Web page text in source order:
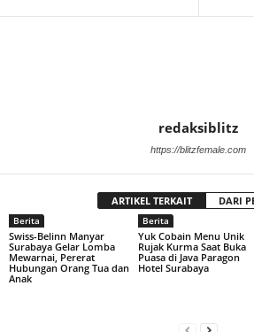
redaksiblitz
https://blitzfemale.com
ARTIKEL TERKAIT DARI
Berita
Swiss-Belinn Manyar
Surabaya Gelar Lomba
Mewarnai, Pererat
Hubungan Orang Tua dan
Anak
Berita
Yuk Cobain Menu Unik
Rujak Kurma Saat Buka
Puasa di Java Paragon
Hotel Surabaya